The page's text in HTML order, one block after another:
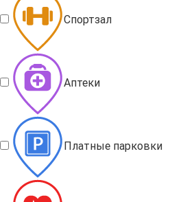
Спортзал
Аптеки
Платные парковки